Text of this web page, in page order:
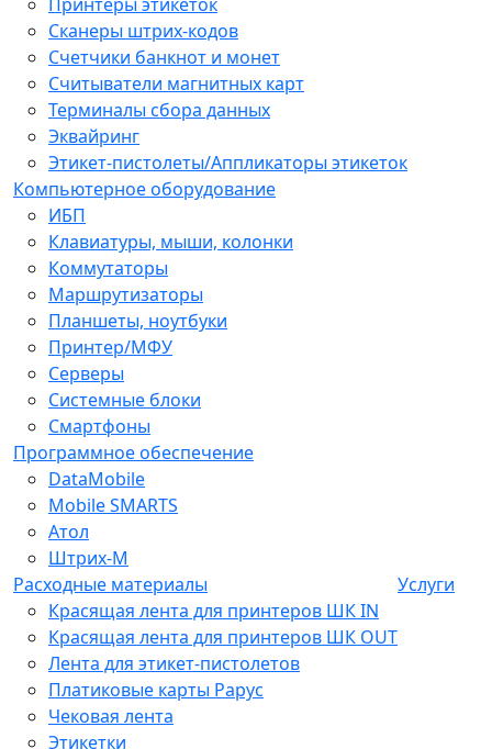
Сканеры штрих-кодов
Счетчики банкнот и монет
Считыватели магнитных карт
Терминалы сбора данных
Эквайринг
Этикет-пистолеты/Аппликаторы этикеток
Компьютерное оборудование
ИБП
Клавиатуры, мыши, колонки
Коммутаторы
Маршрутизаторы
Планшеты, ноутбуки
Принтер/МФУ
Серверы
Системные блоки
Смартфоны
Программное обеспечение
DataMobile
Mobile SMARTS
Атол
Штрих-М
Расходные материалы
Красящая лента для принтеров ШК IN
Красящая лента для принтеров ШК OUT
Лента для этикет-пистолетов
Платиковые карты Рарус
Чековая лента
Этикетки
Услуги